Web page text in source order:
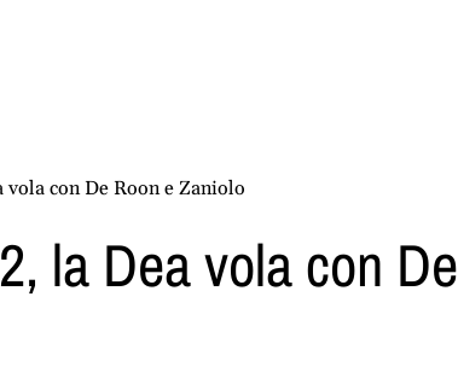
con De Roon e Zaniolo
la Dea vola con De